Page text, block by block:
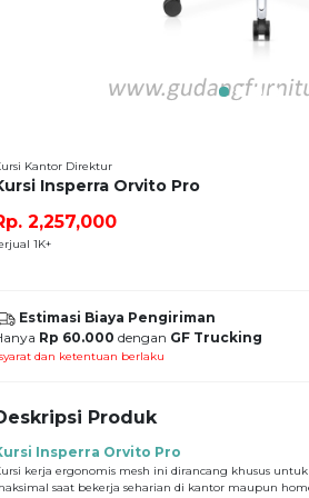
Kantor Direktur
Insperra Orvito Pro
2,257,000
1K+
Estimasi Biaya Pengiriman
Rp 60.000 dengan GF Trucking
dan ketentuan berlaku
Produk
Insperra Orvito Pro
kerja ergonomis mesh ini dirancang khusus
saat bekerja seharian di kantor maupun